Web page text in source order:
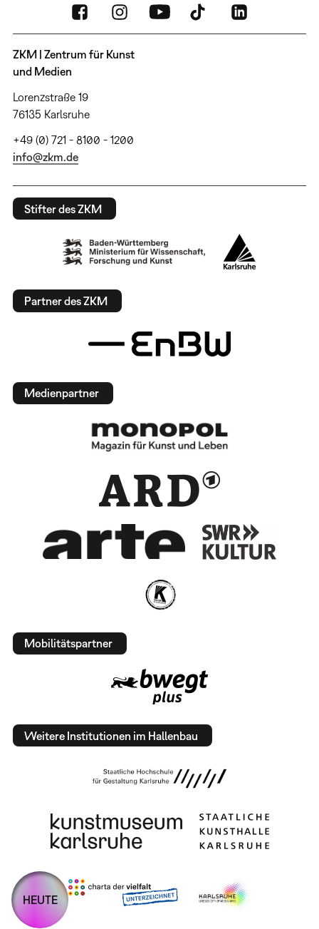
ZKM | Zentrum für Kunst
und Medien
Lorenzstraße 19
76135 Karlsruhe
+49 (0) 721 - 8100 - 1200
info@zkm.de
Stifter des ZKM
Partner des ZKM
Medienpartner
Mobilitätspartner
Weitere Institutionen im Hallenbau
HEUTE